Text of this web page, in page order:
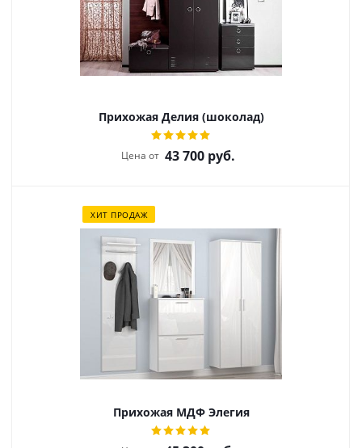
Прихожая Делия (шоколад)
Цена от 43 700 руб.
ХИТ ПРОДАЖ
Прихожая МДФ Элегия